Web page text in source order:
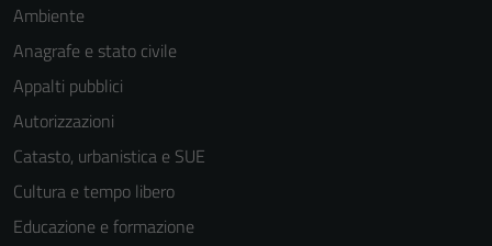
Ambiente
Anagrafe e stato civile
Appalti pubblici
Autorizzazioni
Catasto, urbanistica e SUE
Cultura e tempo libero
Educazione e formazione